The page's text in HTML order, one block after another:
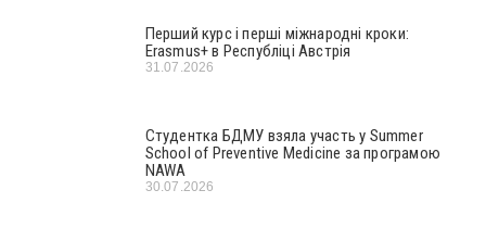
Перший курс і перші міжнародні кроки:
Erasmus+ в Республіці Австрія
31.07.2026
Студентка БДМУ взяла участь у Summer
School of Preventive Medicine за програмою
NAWA
30.07.2026